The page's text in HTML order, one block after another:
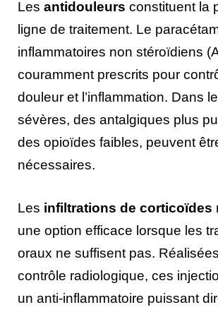
Les antidouleurs constituent la
ligne de traitement. Le
inflammatoires non stéroïdiens
couramment prescrits pour
douleur et l’inflammation. Dans
sévères, des antalgiques plus
des opioïdes faibles, peuvent
nécessaires.
Les infiltrations de corticoïdes
une option efficace lorsque les
oraux ne suffisent pas.
contrôle radiologique, ces
un anti-inflammatoire puissant